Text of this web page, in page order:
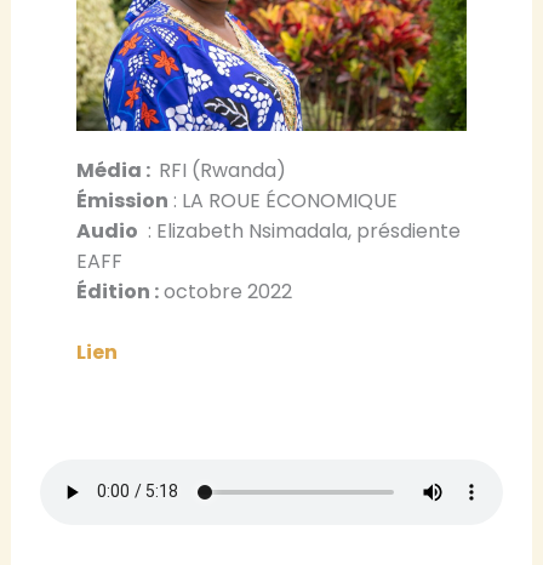
Média : RFI (Rwanda)
Émission : LA ROUE ÉCONOMIQUE
Audio : Elizabeth Nsimadala, présdiente
EAFF
Édition :octobre 2022
Lien